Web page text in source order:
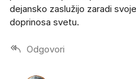
dejansko zaslužijo zaradi
doprinosa svetu.
Odgovori